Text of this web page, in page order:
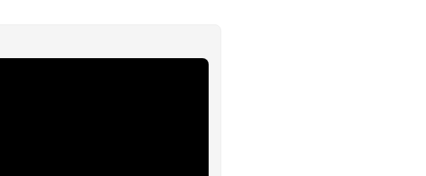
κέλυφος είναι εύκαμπτο και
μοτοσυκλέτα για να μην